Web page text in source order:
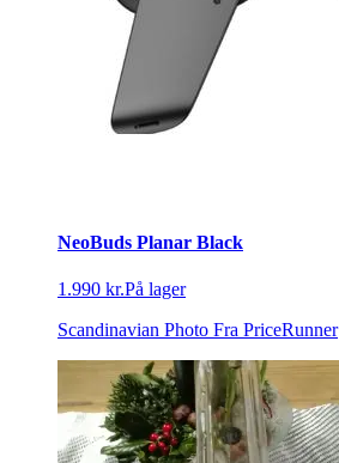
NeoBuds Planar Black
1.990 kr.På lager
Scandinavian Photo Fra PriceRunner